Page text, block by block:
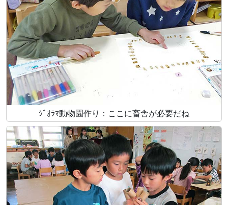
ｼﾞｵﾗﾏ動物園作り：ここに畜舎が必要だね